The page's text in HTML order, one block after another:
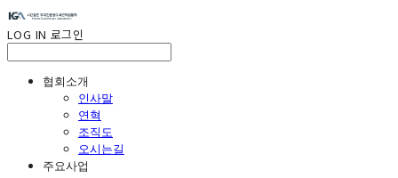
LOG IN 로그인
협회소개
인사말
연혁
조직도
오시는길
주요사업